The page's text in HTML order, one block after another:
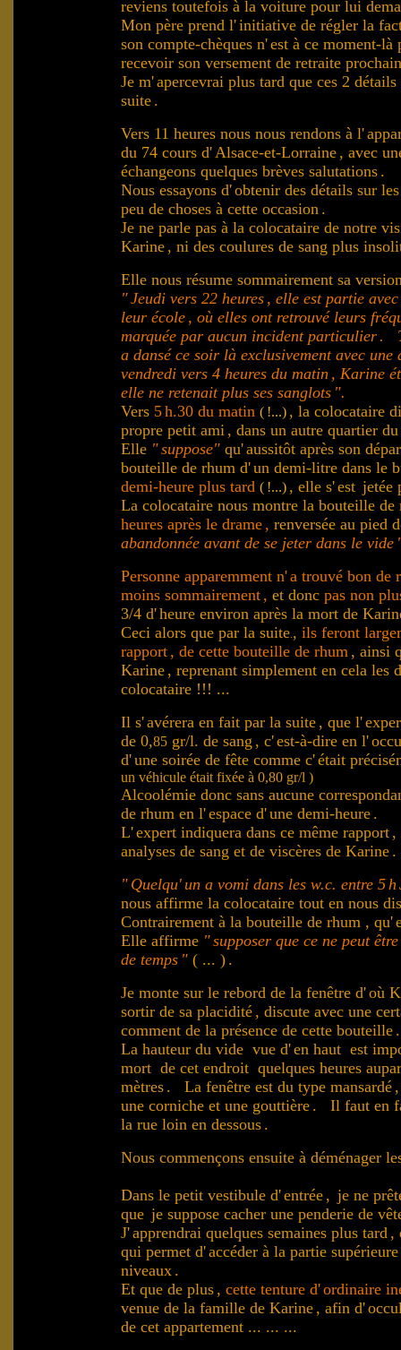
reviens toutefois à la voiture pour lui
Mon père prend l'initiative de régler la
son compte-chèques n'est à ce moment-là
recevoir son versement de retraite
Je m'apercevrai plus tard que ces 2
suite .
Vers 11 heures nous nous rendons à l'
du 74 cours d'Alsace-et-Lorraine , avec
échangeons quelques brèves salutations .
Nous essayons d'obtenir des détails sur
peu de choses à cette occasion .
Je ne parle pas à la colocataire de notre
Karine , ni des coulures de sang plus
Elle nous résume sommairement sa
"Jeudi vers 22 heures , elle est partie
leur école , où elles ont retrouvé leurs
marquée par aucun incident particulier.
a dansé ce soir là exclusivement avec une
vendredi vers 4 heures du matin , Karine
elle ne retenait plus ses sanglots ".
Vers 5h.30 du matin ( !...) , la colocataire
propre petit ami , dans un autre quartier
Elle "suppose" qu'aussitôt après son
bouteille de rhum d'un demi-litre dans le
demi-heure plus tard ( !...) , elle s'est jetée
La colocataire nous montre la bouteille de
heures après le drame , renversée au pied
abandonnée avant de se jeter dans le vide
Personne apparemment n'a trouvé bon de
moins sommairement , et donc pas non
3/4 d'heure environ après la mort de
Ceci alors que par la suite., ils feront
rapport , de cette bouteille de rhum , ainsi
Karine , reprenant simplement en cela les
colocataire !!! ...
Il s'avérera en fait par la suite , que l'
de 0,85 gr/l. de sang , c'est-à-dire en l'
d'une soirée de fête comme c'était
un véhicule était fixée à 0,80 gr/l )
Alcoolémie donc sans aucune
de rhum en l'espace d'une demi-heure .
L'expert indiquera dans ce même rapport ,
analyses de sang et de viscères de Karine .
" Quelqu' un a vomi dans les w.c. entre 5h
nous affirme la colocataire tout en nous
Contrairement à la bouteille de rhum , qu'
Elle affirme "supposer que ce ne peut
de temps " ( ... ) .
Je monte sur le rebord de la fenêtre d'où
sortir de sa placidité , discute avec une
comment de la présence de cette bouteille
La hauteur du vide vue d'en haut est
mort de cet endroit quelques heures
mètres . La fenêtre est du type mansardé
une corniche et une gouttière . Il faut en
la rue loin en dessous .
Nous commençons ensuite à déménager
Dans le petit vestibule d'entrée , je ne
que je suppose cacher une penderie de
J'apprendrai quelques semaines plus tard ,
qui permet d'accéder à la partie
niveaux .
Et que de plus , cette tenture d'ordinaire
venue de la famille de Karine , afin d'
de cet appartement ... ... ...